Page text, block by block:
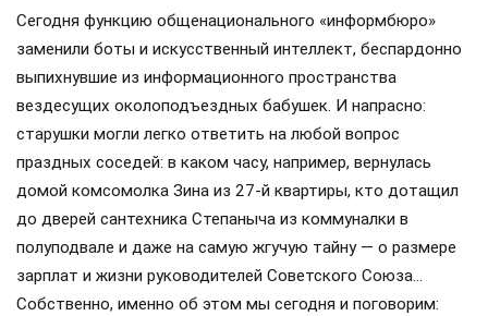
Сегодня функцию общенационального «информбюро»
заменили боты и искусственный интеллект, беспардонно
выпихнувшие из информационного пространства
вездесущих околоподъездных бабушек. И напрасно:
старушки могли легко ответить на любой вопрос
праздных соседей: в каком часу, например, вернулась
домой комсомолка Зина из 27-й квартиры, кто дотащил
до дверей сантехника Степаныча из коммуналки в
полуподвале и даже на самую жгучую тайну — о размере
зарплат и жизни руководителей Советского Союза…
Собственно, именно об этом мы сегодня и поговорим: